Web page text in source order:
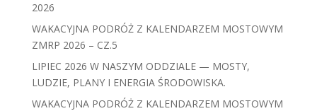
2026
WAKACYJNA PODRÓŻ Z KALENDARZEM MOSTOWYM
ZMRP 2026 – CZ.5
LIPIEC 2026 W NASZYM ODDZIALE — MOSTY,
LUDZIE, PLANY I ENERGIA ŚRODOWISKA.
WAKACYJNA PODRÓŻ Z KALENDARZEM MOSTOWYM